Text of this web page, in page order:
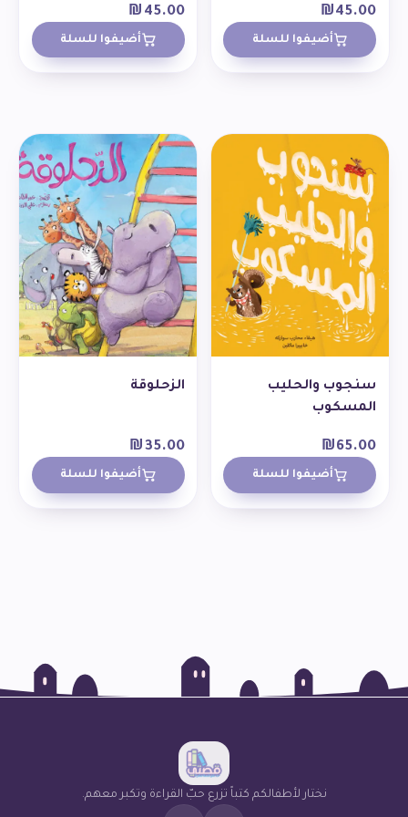
₪45.00
أضيفوا للسلة
₪ 45.00
أضيفوا للسلة
سنجوب والحليب
المسكوب
₪65.00
أضيفوا للسلة
الزحلوقة
₪35.00
أضيفوا للسلة
نختار لأطفالكم كتباً تزرع حبّ القراءة وتكبر معهم.